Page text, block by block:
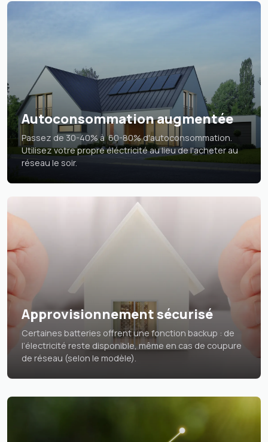
Autoconsommation augmentée
Passez de 30-40% à 60-80% d'autoconsommation.
Utilisez votre propre éléctricité au lieu de l'acheter au
réseau le soir.
Approvisionnement sécurisé
Certaines batteries offrent une fonction backup : de
l’électricité reste disponible, même en cas de coupure
de réseau (selon le modèle).